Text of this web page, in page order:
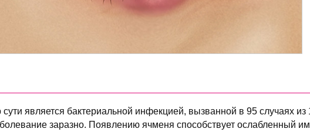
сути является бактериальной инфекцией, вызванной в 95 случаях из
заразно. Появлению ячменя способствует ослабленный